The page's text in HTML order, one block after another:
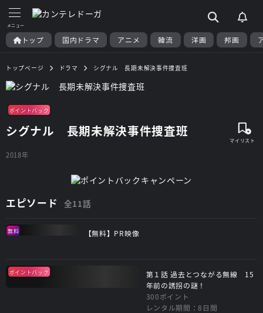
トップ 国内ドラマ アニメ 韓流 洋画 邦画
トップページ ドラマ シグナル 長期未解決事件捜査班
ポイントバック
シグナル 長期未解決事件捜査班
2018年
エピソード 全11話
無料 【無料】PR映像
ポイントバック
第１話 過去とつながる無線 15
年前の誘拐の謎！
300ポイント
レンタル期間：8日間